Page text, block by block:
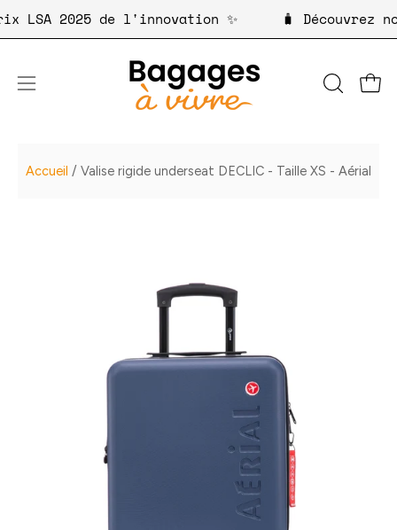
Allerprix LSA 2025 de l'innovation ✨ 🧳
Ouvrir
de
OUVRIR
Accueil / Valise rigide underseat DECLIC - Taille XS - Aérial